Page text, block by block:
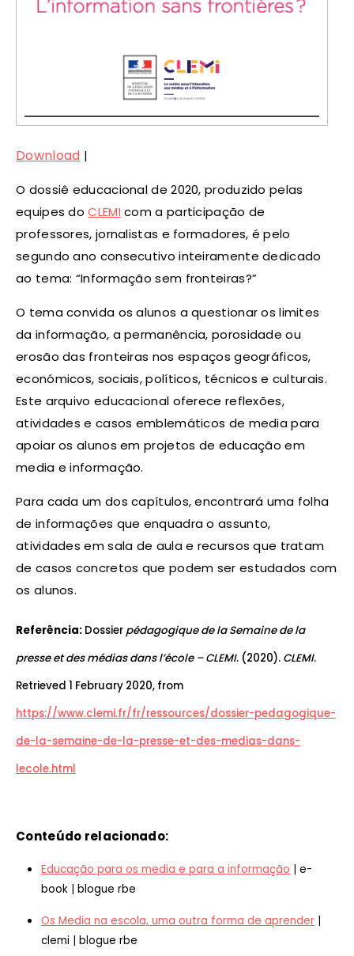
Download |
O dossiê educacional de 2020, produzido pelas
equipes doCLEMI com a participação de
professores, jornalistas e formadores, é pelo
segundo ano consecutivo inteiramente dedicado
ao tema: “Informação sem fronteiras?”
O tema convida os alunos a questionar os limites
da informação, a permanência, porosidade ou
erosão das fronteiras nos espaços geográficos,
económicos, sociais, políticos, técnicos e culturais.
Este arquivo educacional oferece reflexões,
atividades e casos emblemáticos de media para
apoiar os alunos em projetos de educação em
media e informação.
Para cada um dos capítulos, encontrará uma folha
de informações que enquadra o assunto,
atividades em sala de aula e recursos que tratam
de casos concretos que podem ser estudados com
os alunos.
Referência: Dossierpédagogique de la Semaine de la
presse et des médias dans l’école – CLEMI. (2020). CLEMI.
Retrieved 1 February 2020, from
https://www.clemi.fr/fr/ressources/dossier-pedagogique-
de-la-semaine-de-la-presse-et-des-medias-dans-
lecole.html
Conteúdo relacionado:
Educação para os media e para a informação | e-
book | blogue rbe
Os Media na escola, uma outra forma de aprender
clemi | blogue rbe